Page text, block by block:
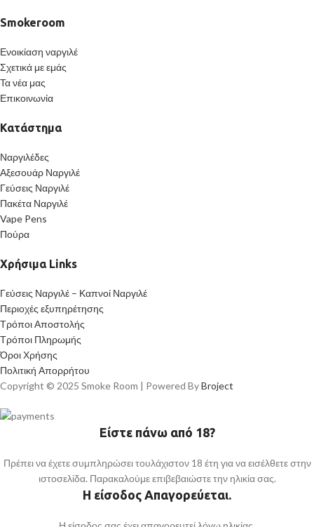
Smokeroom
Ενοικίαση ναργιλέ
Σχετικά με εμάς
Τα νέα μας
Επικοινωνία
Κατάστημα
Ναργιλέδες
Αξεσουάρ Ναργιλέ
Γεύσεις Ναργιλέ
Πακέτα Ναργιλέ
Vape Pens
Πούρα
Χρήσιμα Links
Γεύσεις Ναργιλέ – Καπνοί Ναργιλέ
Περιοχές εξυπηρέτησης
Τρόποι Αποστολής
Τρόποι Πληρωμής
Όροι Χρήσης
Πολιτική Απορρήτου
Copyright © 2025 Smoke Room | Powered ByBroject
Είστε πάνω από 18?
Πρέπει να έχετε συμπληρώσει τουλάχιστον 18 έτη για να εισέλθετε στην
ιστοσελίδα. Παρακαλούμε επιβεβαιώστε την ηλικία σας.
Η είσοδος Απαγορεύεται.